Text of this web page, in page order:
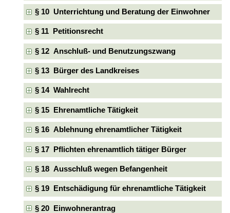
§ 10 Unterrichtung und Beratung der Einwohner
§ 11 Petitionsrecht
§ 12 Anschluß- und Benutzungszwang
§ 13 Bürger des Landkreises
§ 14 Wahlrecht
§ 15 Ehrenamtliche Tätigkeit
§ 16 Ablehnung ehrenamtlicher Tätigkeit
§ 17 Pflichten ehrenamtlich tätiger Bürger
§ 18 Ausschluß wegen Befangenheit
§ 19 Entschädigung für ehrenamtliche Tätigkeit
§ 20 Einwohnerantrag